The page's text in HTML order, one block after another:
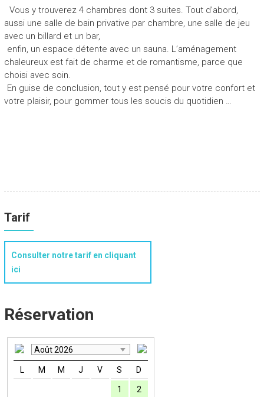
Vous y trouverez 4 chambres dont 3 suites. Tout d’abord,
aussi une salle de bain privative par chambre, une salle de jeu
avec un billard et un bar,
enfin, un espace détente avec un sauna. L’aménagement
chaleureux est fait de charme et de romantisme, parce que
choisi avec soin.
En guise de conclusion, tout y est pensé pour votre confort et
votre plaisir, pour gommer tous les soucis du quotidien …
Tarif
Consulter notre tarif en cliquant
ici
Réservation
Août 2026
L M M J V S D
1 2